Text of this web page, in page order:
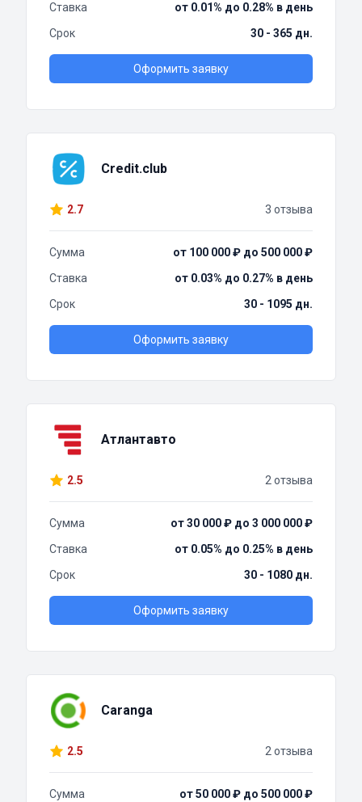
Ставка
от 0.01% до 0.28% в день
Срок
30 - 365 дн.
Оформить заявку
Credit.club
2.7 3 отзыва
Сумма
от 100 000 ₽ до 500 000 ₽
Ставка
от 0.03% до 0.27% в день
Срок
30 - 1095 дн.
Оформить заявку
Атлантавто
2.5 2 отзыва
Сумма
от 30 000 ₽ до 3 000 000 ₽
Ставка
от 0.05% до 0.25% в день
Срок
30 - 1080 дн.
Оформить заявку
Caranga
2.5 2 отзыва
Сумма
от 50 000 ₽ до 500 000 ₽